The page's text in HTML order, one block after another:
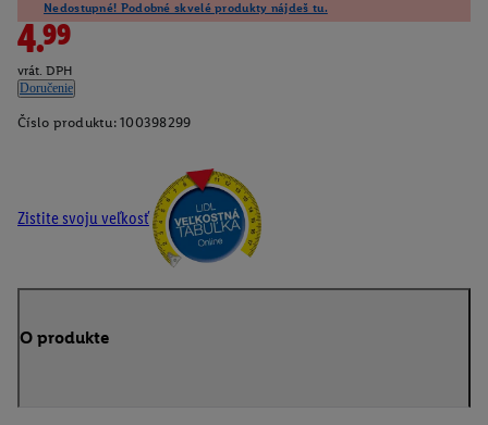
Nedostupné! Podobné skvelé produkty nájdeš tu.
4.99
vrát. DPH
Doručenie
Číslo produktu: 100398299
Zistite svoju veľkosť
O produkte